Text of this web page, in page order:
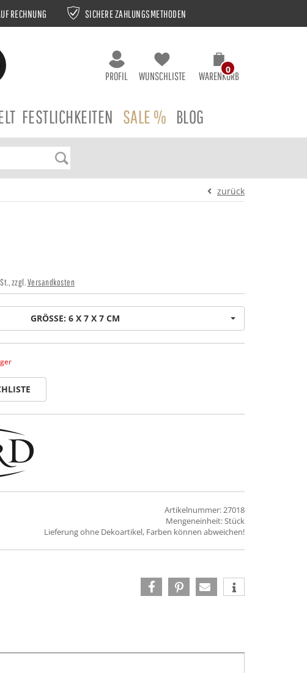
RECHNUNG SICHERE ZAHLUNGSMETHODEN
PROFIL WUNSCHLISTE WARENKORB
0
FESTLICHKEITEN SALE % BLOG
zurück
zzgl.Versandkosten
GRÖSSE: 6 X 7 X 7 CM
Artikelnummer: 27018
Mengeneinheit: Stück
Lieferung ohne Dekoartikel, Farben können abweichen!